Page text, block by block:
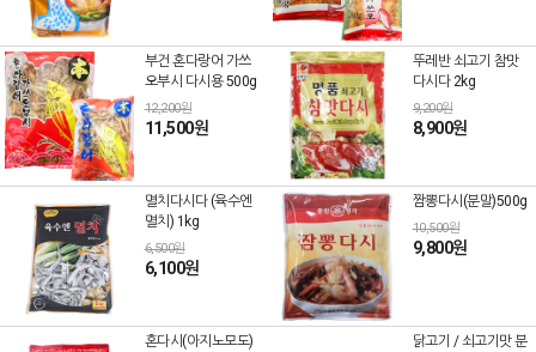
부건 혼다랑어 가쓰
오부시 다시용 500g
12,200원
11,500원
뚜레반 쇠고기 참맛
다시다 2kg
9,200원
8,900원
멸치다시다 (육수엔
멸치) 1kg
6,500원
6,100원
짬뽕다시(분말)500g
10,500원
9,800원
혼다시(아지노모도)
닭고기 / 쇠고기맛 분